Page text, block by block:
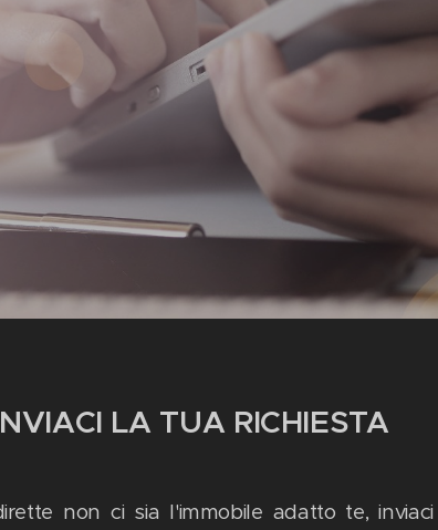
LA TUA RICHIESTA
non ci sia l'immobile adatto te, inviaci